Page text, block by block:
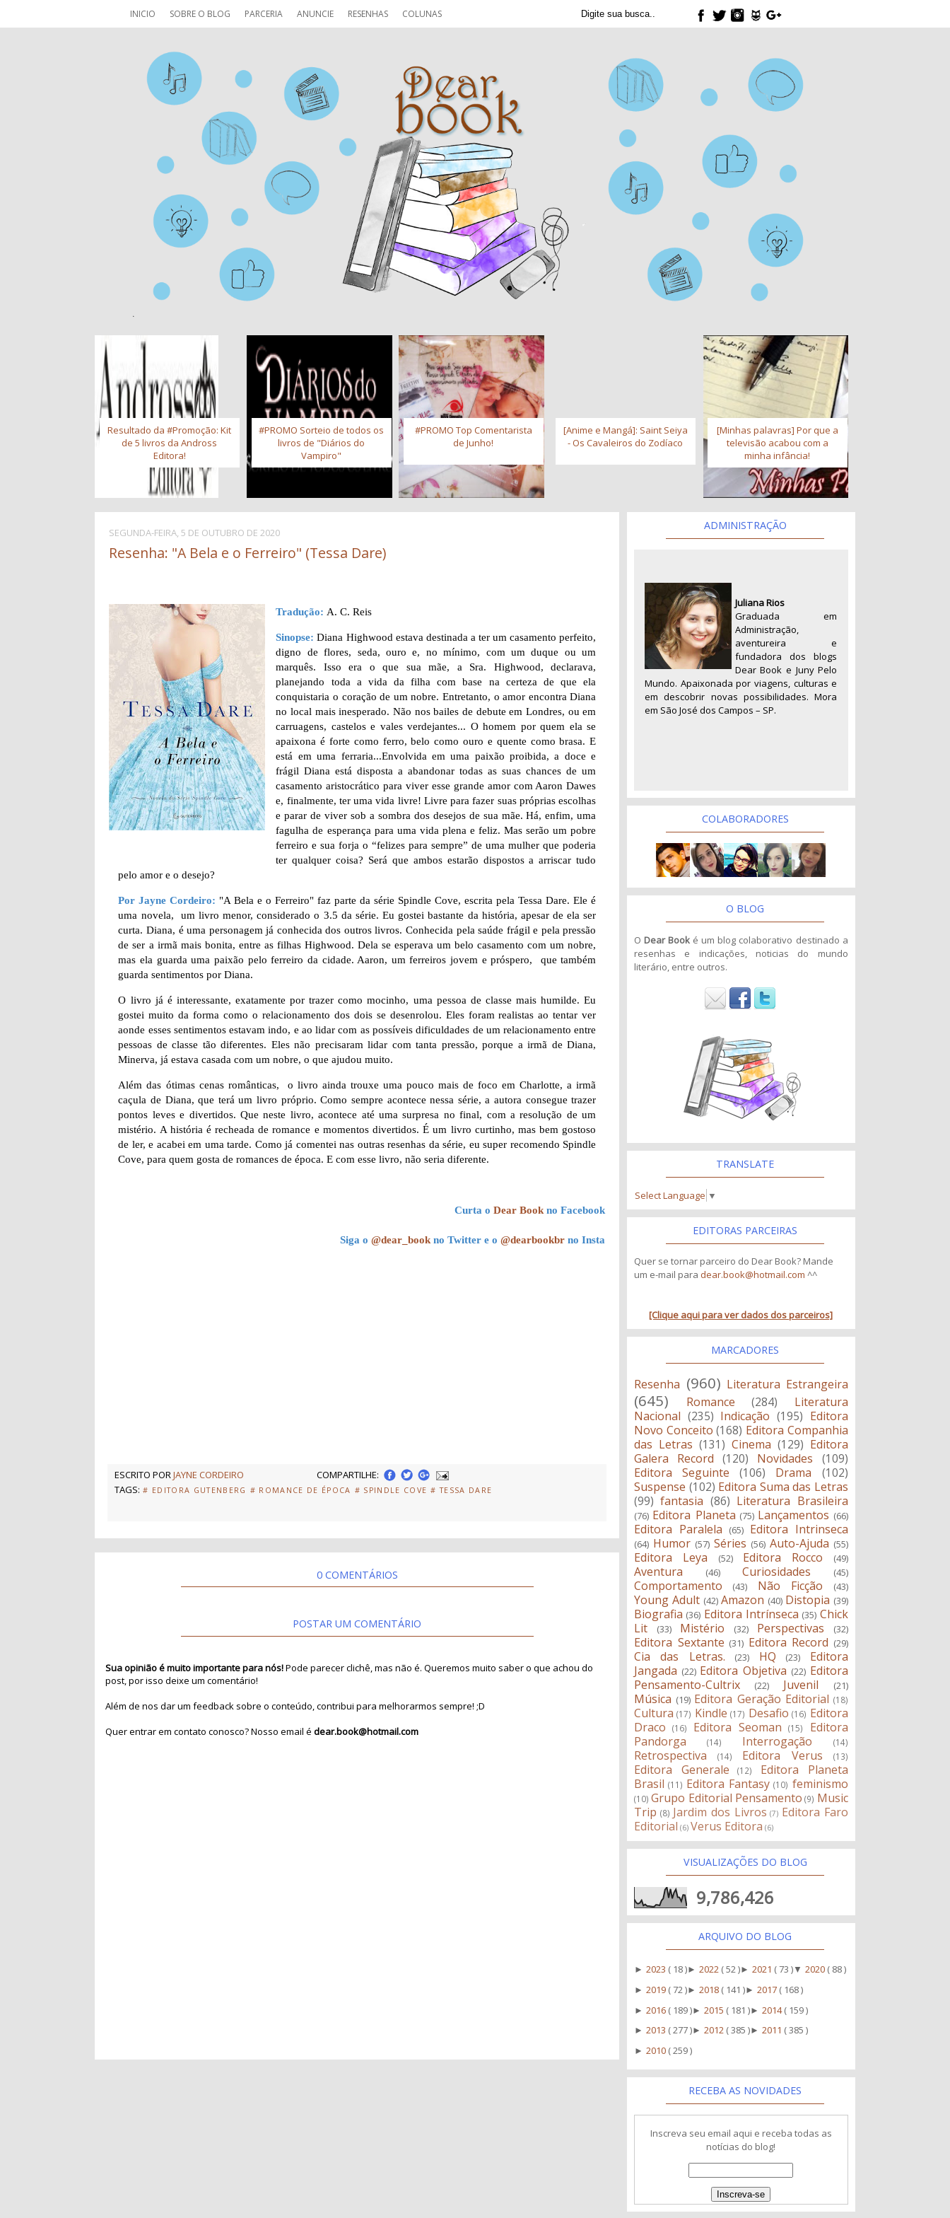
INICIO SOBRE O BLOG PARCERIA ANUNCIE RESENHAS COLUNAS
Resultado da #Promoção: Kit
de 5 livros da Andross
Editora!
#PROMO Sorteio de todos os
livros de "Diários do
Vampiro"
#PROMO Top Comentarista
de Junho!
[Anime e Mangá]: Saint Seiya
- Os Cavaleiros do Zodíaco
[Minhas palavras] Por que a
televisão acabou com a
minha infância!
SEGUNDA-FEIRA, 5 DE OUTUBRO DE 2020
Resenha: "A Bela e o Ferreiro" (Tessa Dare)
Tradução:A. C. Reis
Sinopse: Diana Highwood estava destinada a ter um casamento perfeito,
digno de flores, seda, ouro e, no mínimo, com um duque ou um
marquês. Isso era o que sua mãe, a Sra. Highwood, declarava,
planejando toda a vida da filha com base na certeza de que ela
conquistaria o coração de um nobre. Entretanto, o amor encontra Diana
no local mais inesperado. Não nos bailes de debute em Londres, ou em
carruagens, castelos e vales verdejantes... O homem por quem ela se
apaixona é forte como ferro, belo como ouro e quente como brasa. E
está em uma ferraria...Envolvida em uma paixão proibida, a doce e
frágil Diana está disposta a abandonar todas as suas chances de um
casamento aristocrático para viver esse grande amor com Aaron Dawes
e, finalmente, ter uma vida livre! Livre para fazer suas próprias escolhas
e parar de viver sob a sombra dos desejos de sua mãe. Há, enfim, uma
fagulha de esperança para uma vida plena e feliz. Mas serão um pobre
ferreiro e sua forja o “felizes para sempre” de uma mulher que poderia
ter qualquer coisa? Será que ambos estarão dispostos a arriscar tudo
pelo amor e o desejo?
Por Jayne Cordeiro: "A Bela e o Ferreiro" faz parte da série Spindle Cove, escrita pela Tessa Dare. Ele é
uma novela, um livro menor, considerado o 3.5 da série. Eu gostei bastante da história, apesar de ela ser
curta. Diana, é uma personagem já conhecida dos outros livros. Conhecida pela saúde frágil e pela pressão
de ser a irmã mais bonita, entre as filhas Highwood. Dela se esperava um belo casamento com um nobre,
mas ela guarda uma paixão pelo ferreiro da cidade. Aaron, um ferreiros jovem e próspero, que também
guarda sentimentos por Diana.
O livro já é interessante, exatamente por trazer como mocinho, uma pessoa de classe mais humilde. Eu
gostei muito da forma como o relacionamento dos dois se desenrolou. Eles foram realistas ao tentar ver
aonde esses sentimentos estavam indo, e ao lidar com as possíveis dificuldades de um relacionamento entre
pessoas de classe tão diferentes. Eles não precisaram lidar com tanta pressão, porque a irmã de Diana,
Minerva, já estava casada com um nobre, o que ajudou muito.
Além das ótimas cenas românticas, o livro ainda trouxe uma pouco mais de foco em Charlotte, a irmã
caçula de Diana, que terá um livro próprio. Como sempre acontece nessa série, a autora consegue trazer
pontos leves e divertidos. Que neste livro, acontece até uma surpresa no final, com a resolução de um
mistério. A história é recheada de romance e momentos divertidos. É um livro curtinho, mas bem gostoso
de ler, e acabei em uma tarde. Como já comentei nas outras resenhas da série, eu super recomendo Spindle
Cove, para quem gosta de romances de época. E com esse livro, não seria diferente.
Curta oDear Book no Facebook
Siga o@dear_book no Twitter e o@dearbookbr no Insta
ESCRITO PORJAYNE CORDEIRO
COMPARTILHE:
TAGS: # EDITORA GUTENBERG # ROMANCE DE ÉPOCA # SPINDLE COVE # TESSA DARE
0 COMENTÁRIOS
POSTAR UM COMENTÁRIO
Sua opinião é muito importante para nós!Pode parecer clichê, mas não é. Queremos muito saber o que achou do
post, por isso deixe um comentário!
Além de nos dar um feedback sobre o conteúdo, contribui para melhorarmos sempre! ;D
Quer entrar em contato conosco? Nosso email édear.book@hotmail.com
ADMINISTRAÇÃO
Juliana Rios
Graduada em
Administração,
aventureira e
fundadora dos blogs
Dear Book e Juny Pelo
Mundo. Apaixonada por viagens, culturas e
em descobrir novas possibilidades. Mora
em São José dos Campos – SP.
COLABORADORES
O BLOG
O Dear Book é um blog colaborativo destinado a
resenhas e indicações, noticias do mundo
literário, entre outros.
TRANSLATE
Select Language ▼
EDITORAS PARCEIRAS
Quer se tornar parceiro do Dear Book? Mande
um e-mail para dear.book@hotmail.com ^^
[Clique aqui para ver dados dos parceiros]
MARCADORES
Resenha (960) Literatura Estrangeira
(645) Romance (284)
Literatura
Nacional (235) Indicação (195) Editora
Novo Conceito (168) Editora Companhia
das Letras (131) Cinema (129) Editora
Galera Record
(120) Novidades
(109)
Editora Seguinte
(106) Drama
(102)
Suspense (102) Editora Suma das Letras
(99) fantasia (86) Literatura Brasileira
(76) Editora Planeta (75) Lançamentos (66)
Editora Paralela (65) Editora Intrinseca
(64) Humor (57) Séries (56) Auto-Ajuda (55)
Editora Leya (52) Editora Rocco (49)
Aventura (46) Curiosidades (45)
Comportamento (43) Não Ficção (43)
Young Adult (42) Amazon (40) Distopia (39)
Biografia (36) Editora Intrínseca (35) Chick
Lit
(33) Mistério (32) Perspectivas (32)
Editora Sextante (31) Editora Record (29)
Cia das Letras. (23) HQ (23)
Editora
Jangada (22) Editora Objetiva (22) Editora
Pensamento-Cultrix
(22) Juvenil (21)
Música (19) Editora Geração Editorial (18)
Cultura (17) Kindle (17) Desafio (16) Editora
Draco
(16) Editora Seoman (15)
Editora
Pandorga
(14) Interrogação (14)
Retrospectiva (14) Editora Verus (13)
Editora Generale (12)
Editora Planeta
Brasil (11) Editora Fantasy (10) feminismo
(10) Grupo Editorial Pensamento (9) Music
Trip (8) Jardim dos Livros (7) Editora Faro
Editorial (6) Verus Editora (6)
VISUALIZAÇÕES DO BLOG
9,786,426
ARQUIVO DO BLOG
►2023 ( 18 )►2022 ( 52 )►2021 ( 73 ) ▼2020 ( 88 )
►2019 ( 72 )►2018 ( 141 )►2017 ( 168 )
►2016 ( 189 )►2015 ( 181 )►2014( 159 )
►2013 ( 277 )►2012 ( 385 )►2011 ( 385 )
►2010 ( 259 )
RECEBA AS NOVIDADES
Inscreva seu email aqui e receba todas as
notícias do blog!